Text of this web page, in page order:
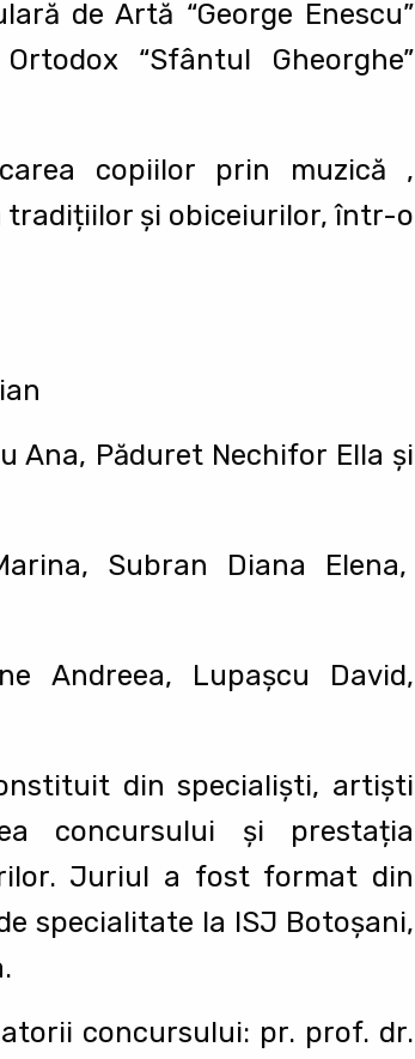
de Artă “George Enescu”
“Sfântul Gheorghe”
copiilor prin muzică ,
tradițiilor și obiceiurilor, într-o
Ana, Păduret Nechifor Ella și
Subran Diana Elena,
Andreea, Lupașcu David,
din specialiști, artişti
concursului și prestația
Juriul a fost format din
specialitate la ISJ Botoșani,
concursului: pr. prof. dr.